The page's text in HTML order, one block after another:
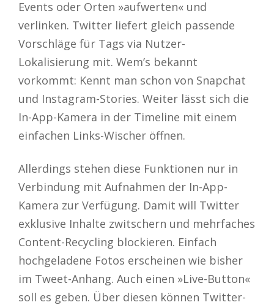
Events oder Orten »aufwerten« und
verlinken. Twitter liefert gleich passende
Vorschläge für Tags via Nutzer-
Lokalisierung mit. Wem’s bekannt
vorkommt: Kennt man schon von Snapchat
und Instagram-Stories. Weiter lässt sich die
In-App-Kamera in der Timeline mit einem
einfachen Links-Wischer öffnen.
Allerdings stehen diese Funktionen nur in
Verbindung mit Aufnahmen der In-App-
Kamera zur Verfügung. Damit will Twitter
exklusive Inhalte zwitschern und mehrfaches
Content-Recycling blockieren. Einfach
hochgeladene Fotos erscheinen wie bisher
im Tweet-Anhang. Auch einen »Live-Button«
soll es geben. Über diesen können Twitter-